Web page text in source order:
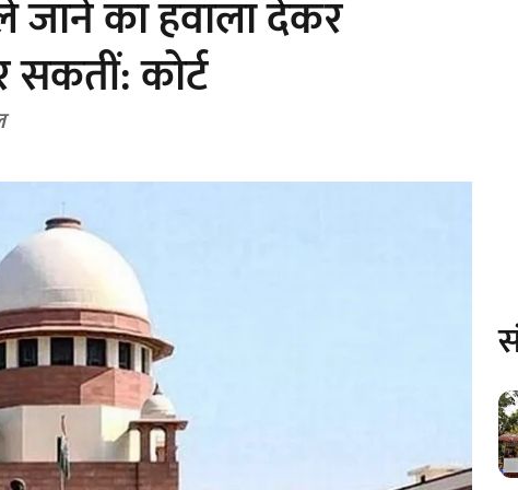
जाने का हवाला देकर
कोर्ट